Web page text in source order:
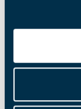
mærkes på
derby er
Det er jo
Man
alle de
vores første